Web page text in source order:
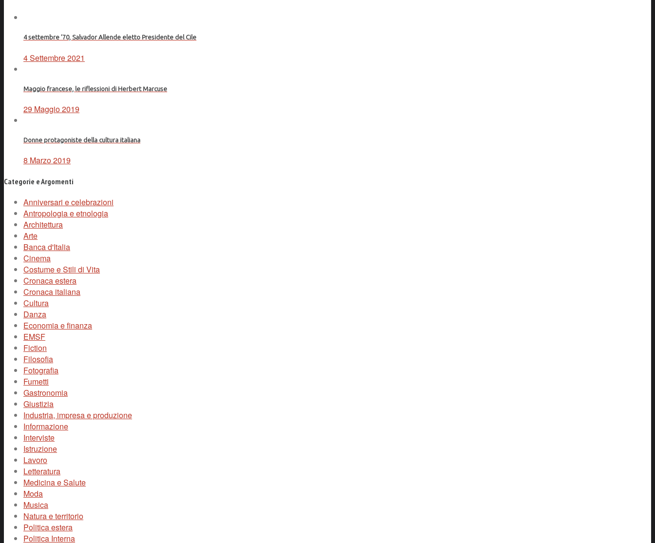
4 settembre ’70, Salvador Allende eletto Presidente del Cile
4 Settembre 2021
Maggio francese, le riflessioni di Herbert Marcuse
29 Maggio 2019
Donne protagoniste della cultura italiana
8 Marzo 2019
Categorie e Argomenti
Anniversari e celebrazioni
Antropologia e etnologia
Architettura
Arte
Banca d'Italia
Cinema
Costume e Stili di Vita
Cronaca estera
Cronaca italiana
Cultura
Danza
Economia e finanza
EMSF
Fiction
Filosofia
Fotografia
Fumetti
Gastronomia
Giustizia
Industria, impresa e produzione
Informazione
Interviste
Istruzione
Lavoro
Letteratura
Medicina e Salute
Moda
Musica
Natura e territorio
Politica estera
Politica Interna